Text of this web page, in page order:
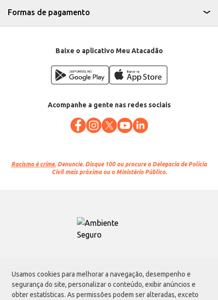
Usamos cookies para melhorar a navegação, desempenho e
segurança do site, personalizar o conteúdo, exibir anúncios e
obter estatísticas. As permissões podem ser alteradas, exceto
Formas de pagamento
Baixe o aplicativo Meu Atacadão
Acompanhe a gente nas redes sociais
Racismo é crime. Denuncie. Disque 100 ou procure a Delegacia de Polícia
Civil mais próxima ou o Ministério Público.
Atacadão S.A.
Avenida Morvan Dias de Figueiredo, 6169, Vila Maria, São Paulo - SP | CEP
02170-901 | CNPJ: 75.315.333/0001-09